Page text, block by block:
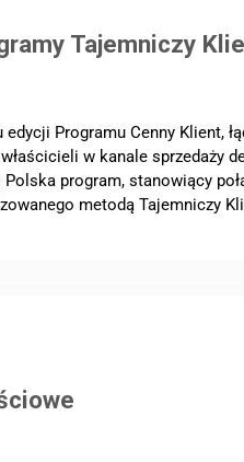
Tajemniczy
Programu Cenny Klient,
w kanale sprzedaży
program, stanowiący
metodą Tajemniczy